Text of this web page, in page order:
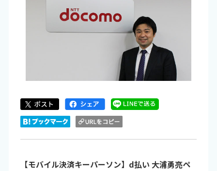
【モバイル決済キーパーソン】d払い 大浦勇亮ペ